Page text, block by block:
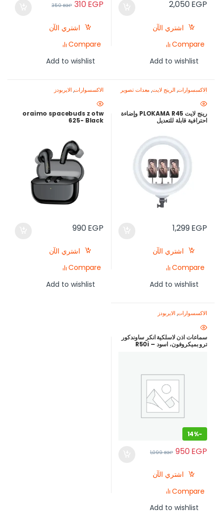
2,050EGP
اشتري الآن
Compare
Add to wishlist
310EGP
350EGP
اشتري الآن
Compare
Add to wishlist
الاكسسوارات, الرينج لايت, معدات تصوير
الموبايل-اصنع محتواك باحتراف
رينج لايت PLOKAMA R45 وإضاءة
احترافية قابلة للتعديل
1,299EGP
اشتري الآن
Compare
Add to wishlist
الاكسسوارات, الايربودز
oraimo spacebuds z otw
625- Black
990EGP
اشتري الآن
Compare
Add to wishlist
الاكسسوارات, الايربودز
سماعات اذن لاسلكية انكر ساوندكور
ترو بميكروفون، اسود – R50i
-
14%
950EGP
1,099EGP
اشتري الآن
Compare
Add to wishlist